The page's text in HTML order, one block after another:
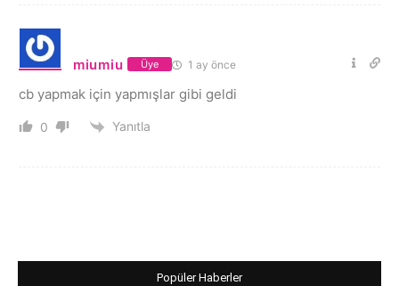
miumiu Üye 1 ay önce
cb yapmak için yapmışlar gibi geldi
0 Yanıtla
Popüler Haberler